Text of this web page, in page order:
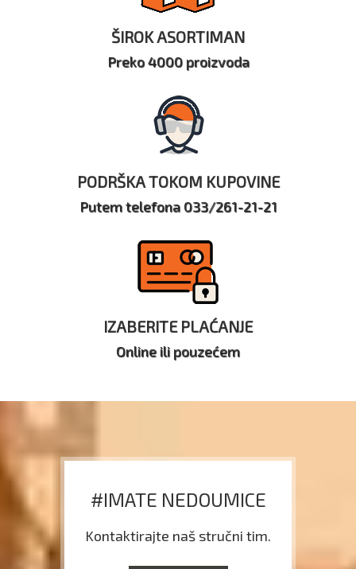
ŠIROK ASORTIMAN
Preko 4000 proizvoda
PODRŠKA TOKOM KUPOVINE
Putem telefona 033/261-21-21
IZABERITE PLAĆANJE
Online ili pouzećem
#IMATE NEDOUMICE
Kontaktirajte naš stručni tim.